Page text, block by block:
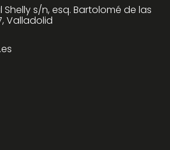
Shelly s/n, esq. Bartolomé de las
Valladolid